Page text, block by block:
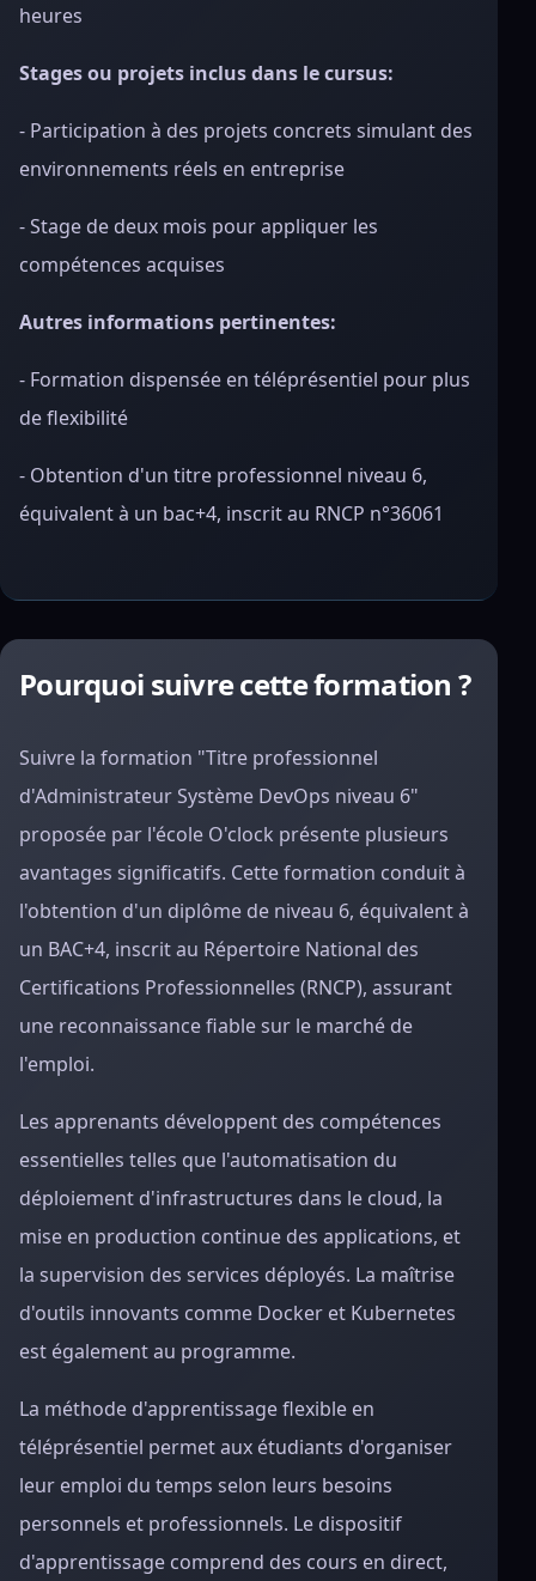
heures
Stages ou projets inclus dans le cursus:
- Participation à des projets concrets simulant des
environnements réels en entreprise
- Stage de deux mois pour appliquer les
compétences acquises
Autres informations pertinentes:
- Formation dispensée en téléprésentiel pour plus
de flexibilité
- Obtention d'un titre professionnel niveau 6,
équivalent à un bac+4, inscrit au RNCP n°36061
Pourquoi suivre cette formation ?
Suivre la formation "Titre professionnel
d'Administrateur Système DevOps niveau 6"
proposée par l'école O'clock présente plusieurs
avantages significatifs. Cette formation conduit à
l'obtention d'un diplôme de niveau 6, équivalent à
un BAC+4, inscrit au Répertoire National des
Certifications Professionnelles (RNCP), assurant
une reconnaissance fiable sur le marché de
l'emploi.
Les apprenants développent des compétences
essentielles telles que l'automatisation du
déploiement d'infrastructures dans le cloud, la
mise en production continue des applications, et
la supervision des services déployés. La maîtrise
d'outils innovants comme Docker et Kubernetes
est également au programme.
La méthode d'apprentissage flexible en
téléprésentiel permet aux étudiants d'organiser
leur emploi du temps selon leurs besoins
personnels et professionnels. Le dispositif
d'apprentissage comprend des cours en direct,